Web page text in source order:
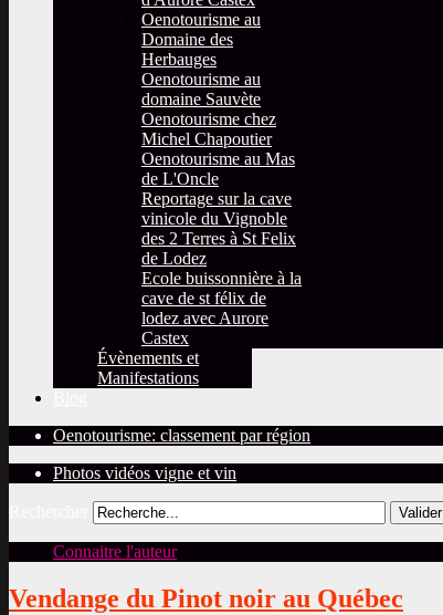
Oenotourisme au
Domaine des
Herbauges
Oenotourisme au
domaine Sauvète
Oenotourisme chez
Michel Chapoutier
Oenotourisme au Mas
de L'Oncle
Reportage sur la cave
vinicole du Vignoble
des 2 Terres à St Felix
de Lodez
Ecole buissonnière à la
cave de st félix de
lodez avec Aurore
Castex
Évènements et
Manifestations
Oenotourisme: classement par région
Photos vidéos vigne et vin
Valider
Connaitre l'auteur
Vendange du Pinot noir au Québec